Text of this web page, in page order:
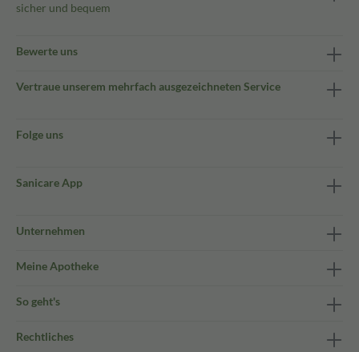
sicher und bequem
Bewerte uns
Vertraue unserem mehrfach ausgezeichneten Service
Folge uns
Sanicare App
Unternehmen
Meine Apotheke
So geht's
Rechtliches